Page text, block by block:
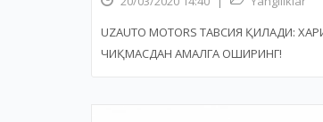
UZAUTO MOTORS ТАВСИЯ ҚИЛАДИ:
ЧИҚМАСДАН АМАЛГА ОШИРИНГ!